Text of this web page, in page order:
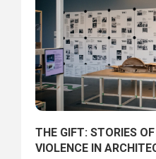
THE GIFT: STORIES
VIOLENCE IN